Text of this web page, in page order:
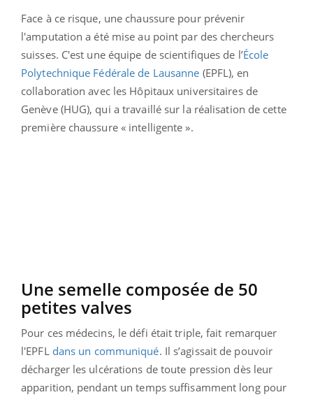
Face à ce risque, une chaussure pour prévenir
l'amputation a été mise au point par des chercheurs
suisses. C'est une équipe de scientifiques de l’École
Polytechnique Fédérale de Lausanne (EPFL), en
collaboration avec les Hôpitaux universitaires de
Genève (HUG), qui a travaillé sur la réalisation de cette
première chaussure « intelligente ».
Une semelle composée de 50
petites valves
Pour ces médecins, le défi était triple, fait remarquer
l'EPFL dans un communiqué. Il s’agissait de pouvoir
décharger les ulcérations de toute pression dès leur
apparition, pendant un temps suffisamment long pour